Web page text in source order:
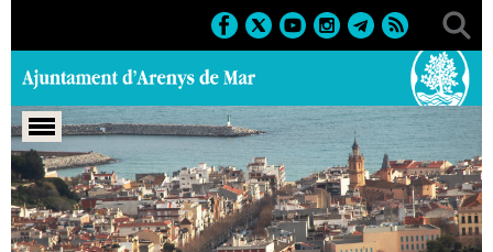
Portada > Agenda > 03-11-
2015 > Marcs > Culturals > 2015 > Conferències